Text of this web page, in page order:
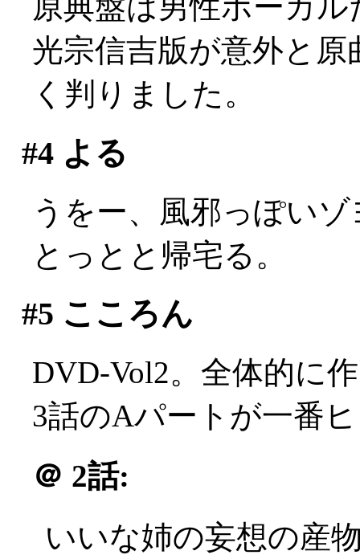
原典盤は男性ボーカ
光宗信吉版が意外と
く判りました。
#4よる
うをー、風邪っぽいゾ
とっとと帰宅る。
#5 こころん
DVD-Vol2。全体的に
3話のAパートが一番
＠ 2話:
いいな姉の妄想の産